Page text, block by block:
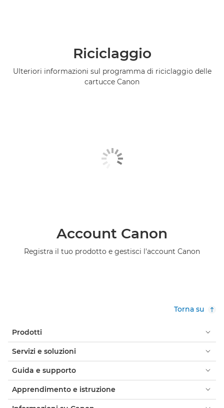
Riciclaggio
Ulteriori informazioni sul programma di riciclaggio delle
cartucce Canon
Account Canon
Registra il tuo prodotto e gestisci l'account Canon
Torna su
Prodotti
Servizi e soluzioni
Guida e supporto
Apprendimento e istruzione